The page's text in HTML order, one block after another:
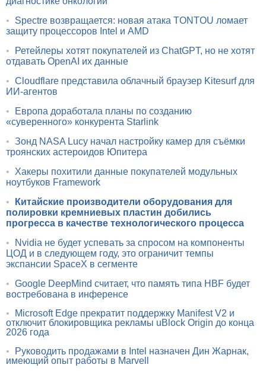
•
Spectre возвращается: новая атака TONTOU ломает
защиту процессоров Intel и AMD
•
Ретейлеры хотят покупателей из ChatGPT, но не хотят
отдавать OpenAI их данные
• Cloudflare представила облачный браузер Kitesurf для
ИИ-агентов
•
Европа доработала планы по созданию
«суверенного» конкурента Starlink
• Зонд NASA Lucy начал настройку камер для съёмки
троянских астероидов Юпитера
•
Хакеры похитили данные покупателей модульных
ноутбуков Framework
•
Китайские производители оборудования для
полировки кремниевых пластин добились
прогресса в качестве технологического процесса
•
Nvidia не будет успевать за спросом на компоненты
ЦОД и в следующем году, это ограничит темпы
экспансии SpaceX в сегменте
• Google DeepMind считает, что память типа HBF будет
востребована в инференсе
•
Microsoft Edge прекратит поддержку Manifest V2 и
отключит блокировщика рекламы uBlock Origin до конца
2026 года
•
Руководить продажами в Intel назначен Дин Жарнак,
имеющий опыт работы в Marvell